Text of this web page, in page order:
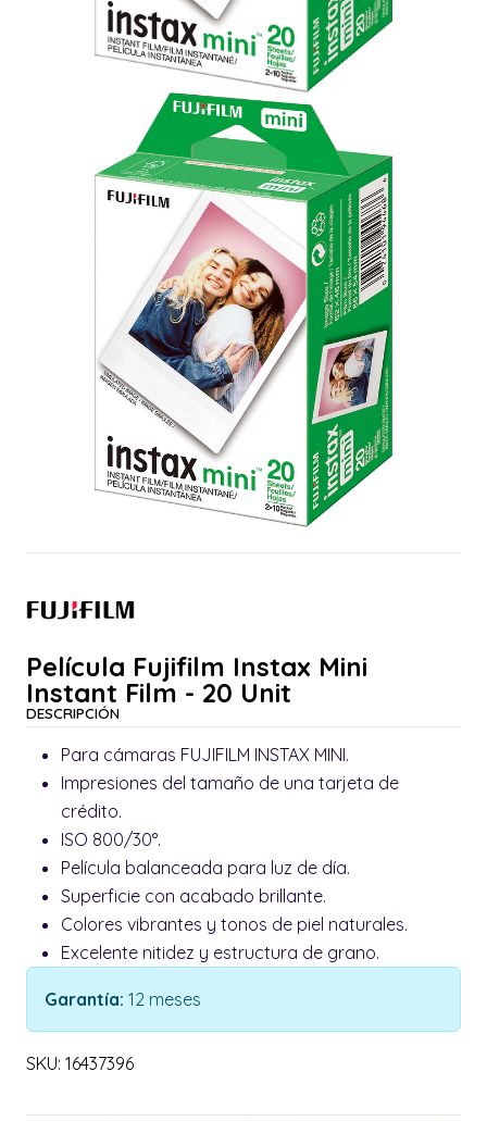
Película Fujifilm Instax Mini
Instant Film - 20 Unit
DESCRIPCIÓN
Para cámaras FUJIFILM INSTAX MINI.
Impresiones del tamaño de una tarjeta de
crédito.
ISO 800/30°.
Película balanceada para luz de día.
Superficie con acabado brillante.
Colores vibrantes y tonos de piel naturales.
Excelente nitidez y estructura de grano.
Garantía: 12 meses
SKU: 16437396